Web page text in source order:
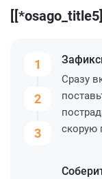
1
2
3
Сразу